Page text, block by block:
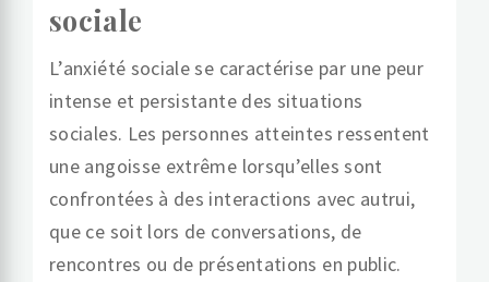
sociale
L’anxiété sociale se caractérise par une peur
intense et persistante des situations
sociales. Les personnes atteintes ressentent
une angoisse extrême lorsqu’elles sont
confrontées à des interactions avec autrui,
que ce soit lors de conversations, de
rencontres ou de présentations en public.